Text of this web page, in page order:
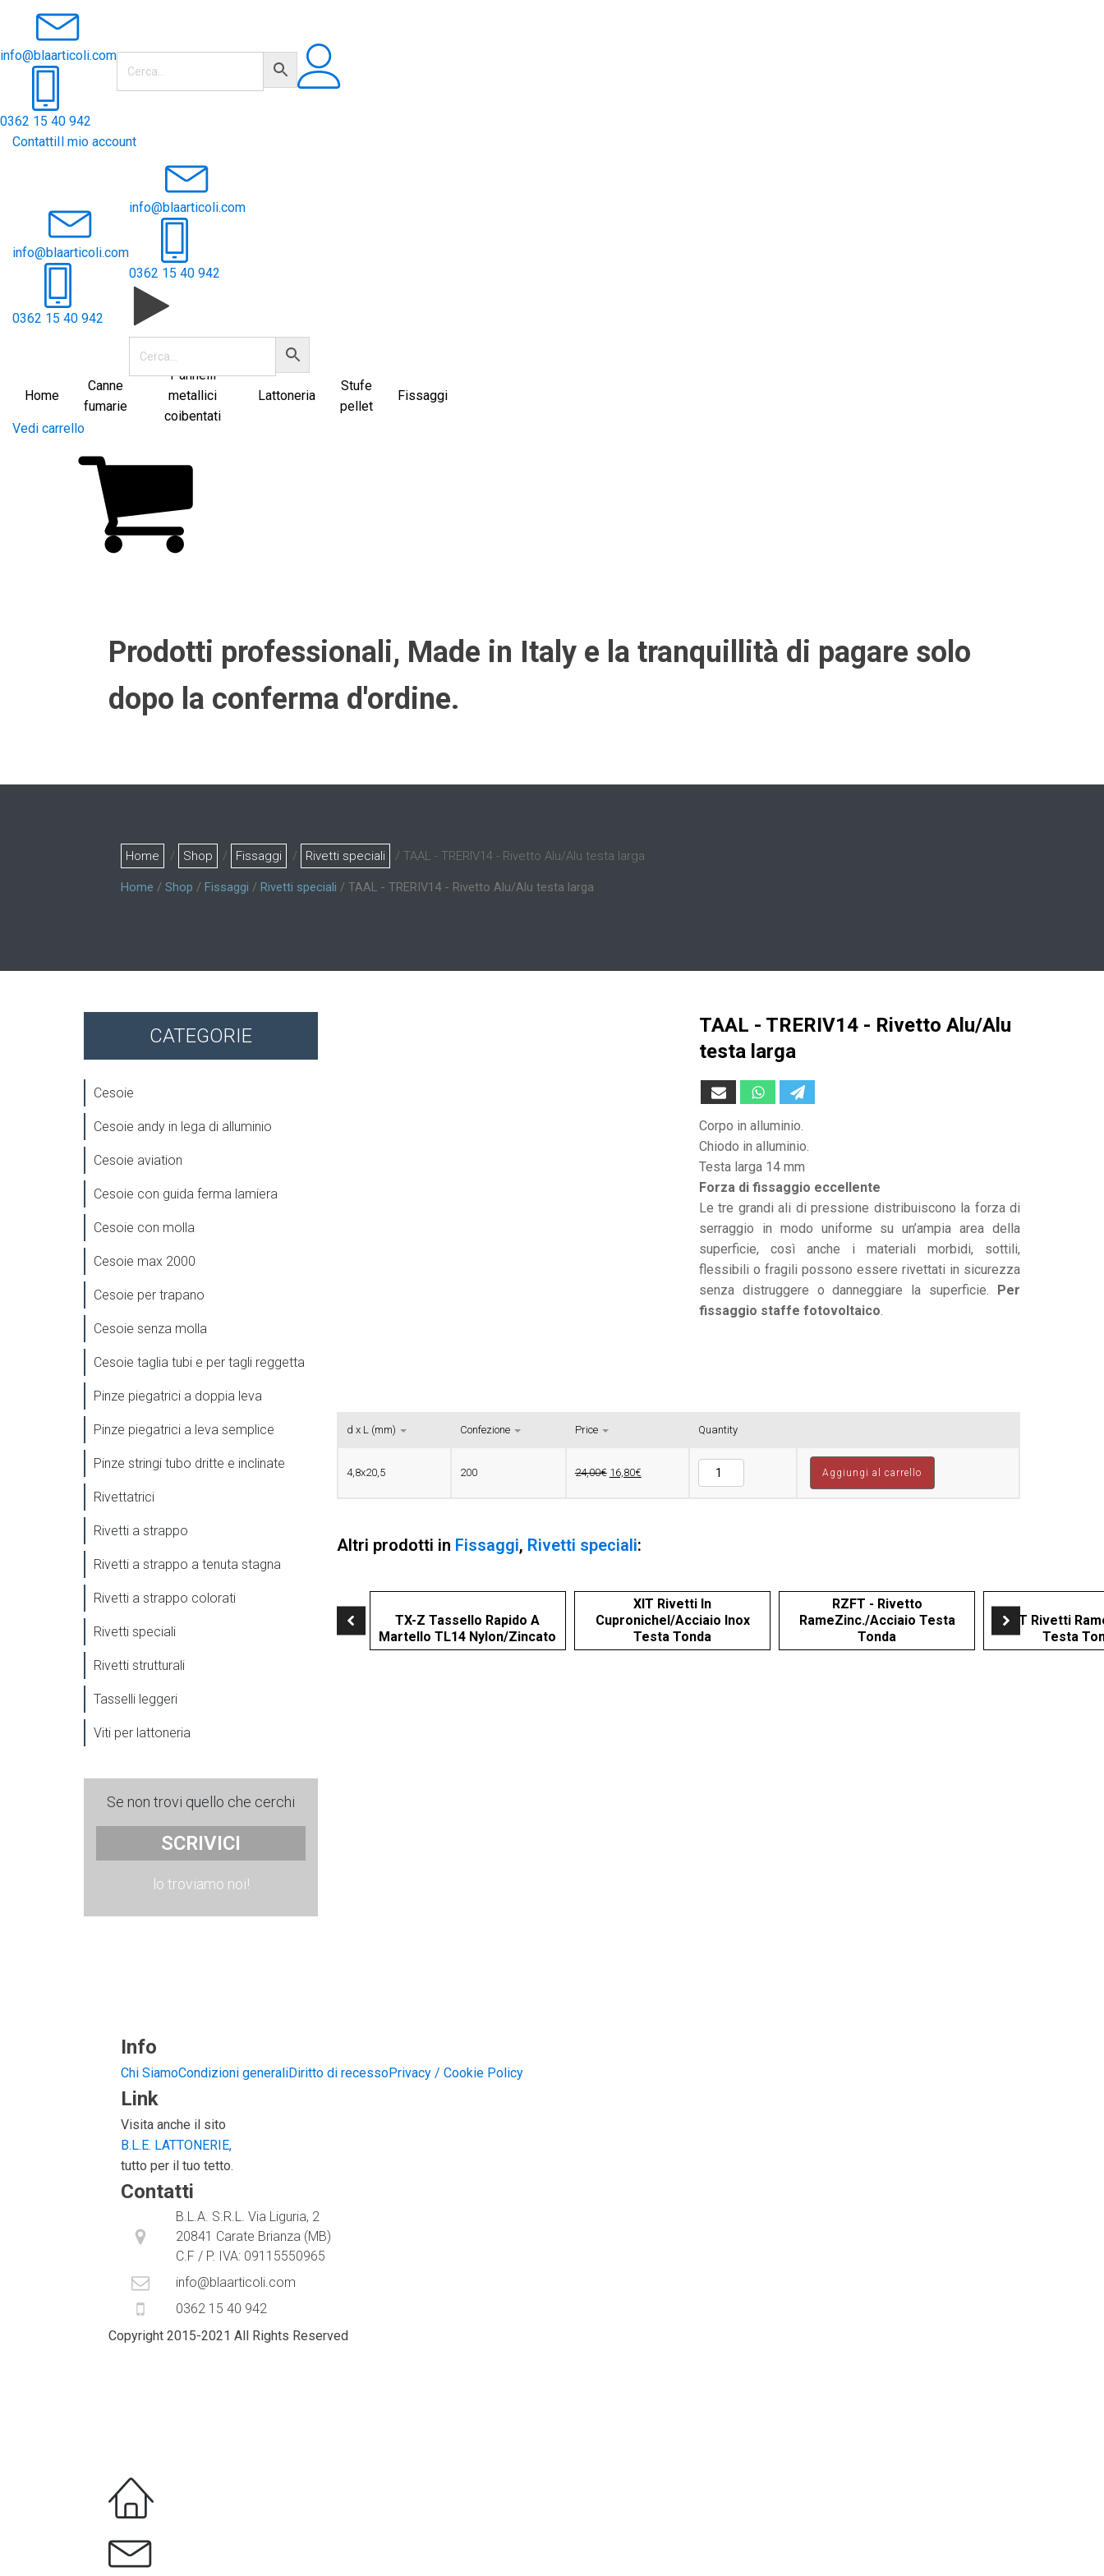
info@blaarticoli.com
0362 15 40 942
ContattiIl mio account
info@blaarticoli.com
0362 15 40 942
info@blaarticoli.com
0362 15 40 942
Home
Canne
fumarie
Pannelli
metallici
coibentati
Lattoneria
Stufe
pellet
Fissaggi
Vedi carrello
Prodotti professionali, Made in Italy e la tranquillità di pagare solo
dopo la conferma d'ordine.
Home / Shop / Fissaggi / Rivetti speciali / TAAL - TRERIV14 - Rivetto Alu/Alu testa larga
Home / Shop / Fissaggi / Rivetti speciali / TAAL - TRERIV14 - Rivetto Alu/Alu testa larga
CATEGORIE
Cesoie
Cesoie andy in lega di alluminio
Cesoie aviation
Cesoie con guida ferma lamiera
Cesoie con molla
Cesoie max 2000
Cesoie per trapano
Cesoie senza molla
Cesoie taglia tubi e per tagli reggetta
Pinze piegatrici a doppia leva
Pinze piegatrici a leva semplice
Pinze stringi tubo dritte e inclinate
Rivettatrici
Rivetti a strappo
Rivetti a strappo a tenuta stagna
Rivetti a strappo colorati
Rivetti speciali
Rivetti strutturali
Tasselli leggeri
Viti per lattoneria
Se non trovi quello che cerchi
SCRIVICI
lo troviamo noi!
TAAL - TRERIV14 - Rivetto Alu/Alu
testa larga
Corpo in alluminio.
Chiodo in alluminio.
Testa larga 14 mm
Forza di fissaggio eccellente
Le tre grandi ali di pressione distribuiscono la forza di
serraggio in modo uniforme su un’ampia area della
superficie, così anche i materiali morbidi, sottili,
flessibili o fragili possono essere rivettati in sicurezza
senza distruggere o danneggiare la superficie.
Per
fissaggio staffe fotovoltaico.
d x L (mm) Confezione Price Quantity
4,8x20,5 200 24,00€ 16,80€
TAAL
-
quantità
Aggiungi al carrello
Altri prodotti in Fissaggi, Rivetti speciali:
TX-Z Tassello Rapido A
Martello TL14 Nylon/Zincato
XIT Rivetti In
Cupronichel/Acciaio Inox
Testa Tonda
RZFT - Rivetto
RameZinc./Acciaio Testa
Tonda
RFT Rivetti
Testa
Info
Chi SiamoCondizioni generaliDiritto di recessoPrivacy / Cookie Policy
Link
Visita anche il sito
B.L.E. LATTONERIE,
tutto per il tuo tetto.
Contatti
B.L.A. S.R.L. Via Liguria, 2
20841 Carate Brianza (MB)
C.F / P. IVA: 09115550965
info@blaarticoli.com
0362 15 40 942
Copyright 2015-2021 All Rights Reserved